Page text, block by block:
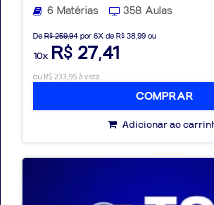
6 Matérias 358 Aulas
De R$ 259,94 por 6X de R$ 38,99 ou
10x R$ 27,41
ou R$ 233,95 à vista
COMPRAR
Adicionar ao